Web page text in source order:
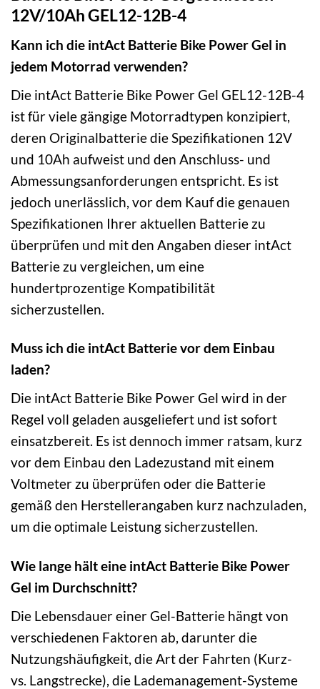
12V/10Ah GEL12-12B-4
Kann ich die intAct Batterie Bike Power Gel in
jedem Motorrad verwenden?
Die intAct Batterie Bike Power Gel GEL12-12B-4
ist für viele gängige Motorradtypen konzipiert,
deren Originalbatterie die Spezifikationen 12V
und 10Ah aufweist und den Anschluss- und
Abmessungsanforderungen entspricht. Es ist
jedoch unerlässlich, vor dem Kauf die genauen
Spezifikationen Ihrer aktuellen Batterie zu
überprüfen und mit den Angaben dieser intAct
Batterie zu vergleichen, um eine
hundertprozentige Kompatibilität
sicherzustellen.
Muss ich die intAct Batterie vor dem Einbau
laden?
Die intAct Batterie Bike Power Gel wird in der
Regel voll geladen ausgeliefert und ist sofort
einsatzbereit. Es ist dennoch immer ratsam, kurz
vor dem Einbau den Ladezustand mit einem
Voltmeter zu überprüfen oder die Batterie
gemäß den Herstellerangaben kurz nachzuladen,
um die optimale Leistung sicherzustellen.
Wie lange hält eine intAct Batterie Bike Power
Gel im Durchschnitt?
Die Lebensdauer einer Gel-Batterie hängt von
verschiedenen Faktoren ab, darunter die
Nutzungshäufigkeit, die Art der Fahrten (Kurz-
vs. Langstrecke), die Lademanagement-Systeme